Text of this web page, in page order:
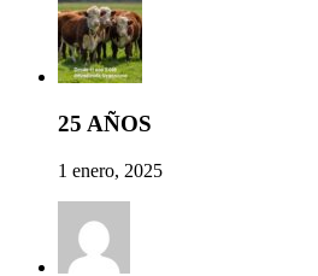
25 AÑOS
1 enero, 2025